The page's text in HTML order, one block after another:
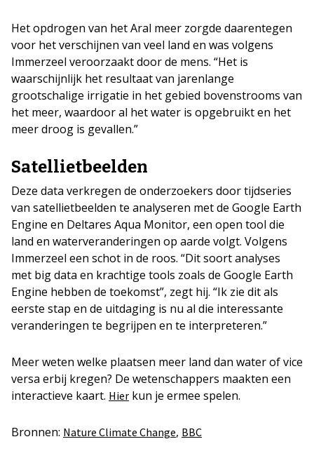
Het opdrogen van het Aral meer zorgde daarentegen
voor het verschijnen van veel land en was volgens
Immerzeel veroorzaakt door de mens. “Het is
waarschijnlijk het resultaat van jarenlange
grootschalige irrigatie in het gebied bovenstrooms van
het meer, waardoor al het water is opgebruikt en het
meer droog is gevallen.”
Satellietbeelden
Deze data verkregen de onderzoekers door tijdseries
van satellietbeelden te analyseren met de Google Earth
Engine en Deltares Aqua Monitor, een open tool die
land en waterveranderingen op aarde volgt. Volgens
Immerzeel een schot in de roos. “Dit soort analyses
met big data en krachtige tools zoals de Google Earth
Engine hebben de toekomst”, zegt hij. “Ik zie dit als
eerste stap en de uitdaging is nu al die interessante
veranderingen te begrijpen en te interpreteren.”
Meer weten welke plaatsen meer land dan water of vice
versa erbij kregen? De wetenschappers maakten een
interactieve kaart. Hier kun je ermee spelen.
Bronnen: Nature Climate Change, BBC